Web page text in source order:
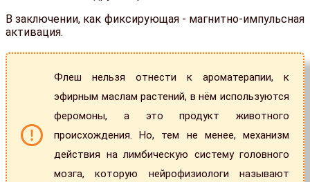
В заключении, как фиксирующая - магнитно-импульсная
активация.
Флеш нельзя отнести к ароматерапии, к
эфирным маслам растений, в нём используются
феромоны, а это продукт животного
происхождения. Но, тем не менее, механизм
действия на лимбическую систему головного
мозга, которую нейрофизиологи называют